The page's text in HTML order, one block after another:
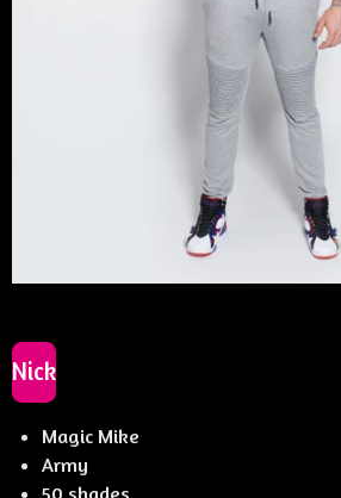
Nick
Magic Mike
Army
50 shades